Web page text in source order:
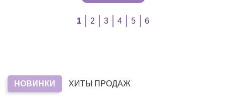
1 2 3 4 5 6
НОВИНКИ ХИТЫ ПРОДАЖ